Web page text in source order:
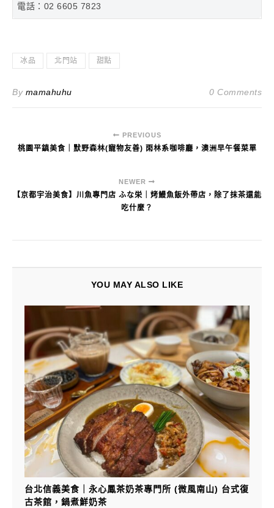
電話：02 6605 7823
冰品 北門站 甜點
By mamahuhu 0 Comments
PREVIOUS
桃園平鎮美食｜默野森林(寵物友善) 雨林系咖啡廳，澳洲早午餐菜單
NEWER
【京都宇治美食】川魚專門店 ふな栄｜烤鰻魚飯外帶店，除了抹茶還能
吃什麼？
YOU MAY ALSO LIKE
台北信義美食｜永心鳳茶奶茶專門所 (微風南山) 台式復
古茶館，鍋煮鮮奶茶